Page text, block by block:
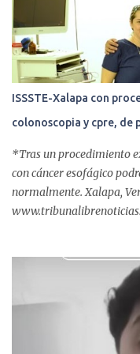
s
ISSSTE-Xalapa con
colonoscopia y cpre, de
*Tras un procedimiento
con cáncer esofágico
normalmente. Xalapa,
incluyen endoscopia,
retrógrada endoscópica
videoendoscopia gástrica
se cuenta con
diagnósticos con mayor